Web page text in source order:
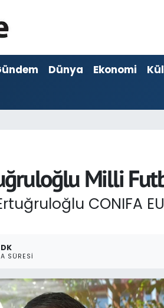
Dünya Ekonomi
Milli
CONIFA
DK
SÜRESI